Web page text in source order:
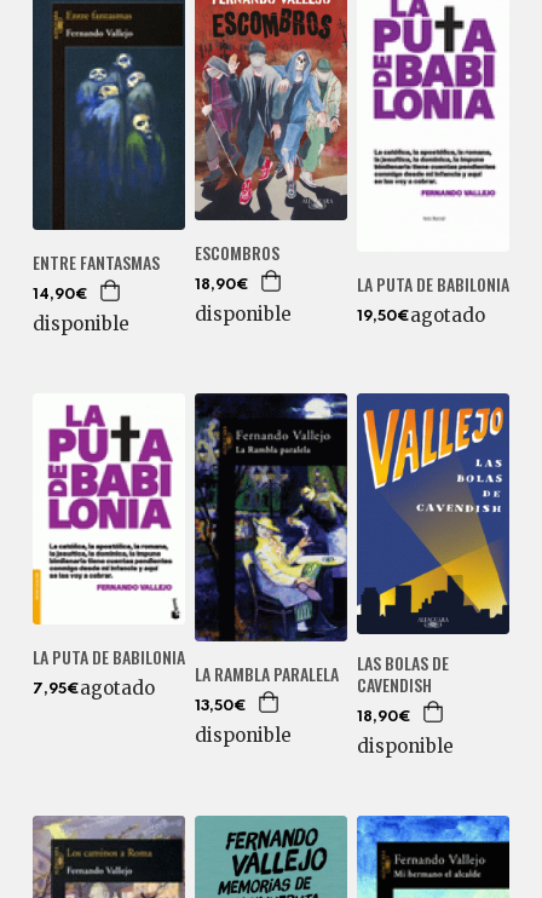
ENTRE FANTASMAS
14,90€
disponible
ESCOMBROS
18,90€
disponible
LA PUTA DE BABILONIA
19,50€agotado
LA PUTA DE BABILONIA
7,95€agotado
LA RAMBLA PARALELA
13,50€
disponible
LAS BOLAS DE
CAVENDISH
18,90€
disponible